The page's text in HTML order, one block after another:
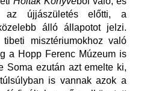
újjászületés előtti, a
álló állapotot jelzi.
misztériumokhoz való
a Hopp Ferenc Múzeum is
Soma ezután azt emelte ki,
is vannak azok a